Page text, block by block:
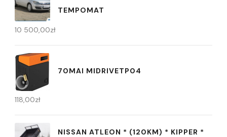
TEMPOMAT
10 500,00zł
70MAI MIDRIVETP04
118,00zł
NISSAN ATLEON * (120KM) * KIPPER *